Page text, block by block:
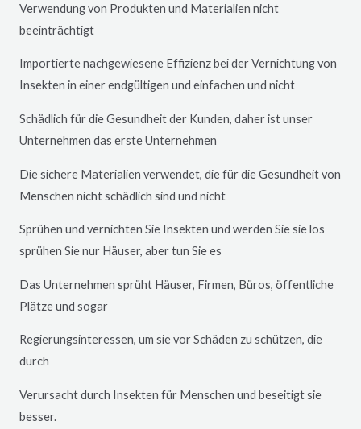
Verwendung von Produkten und Materialien nicht
beeinträchtigt
Importierte nachgewiesene Effizienz bei der Vernichtung von
Insekten in einer endgültigen und einfachen und nicht
Schädlich für die Gesundheit der Kunden, daher ist unser
Unternehmen das erste Unternehmen
Die sichere Materialien verwendet, die für die Gesundheit von
Menschen nicht schädlich sind und nicht
Sprühen und vernichten Sie Insekten und werden Sie sie los
sprühen Sie nur Häuser, aber tun Sie es
Das Unternehmen sprüht Häuser, Firmen, Büros, öffentliche
Plätze und sogar
Regierungsinteressen, um sie vor Schäden zu schützen, die
durch
Verursacht durch Insekten für Menschen und beseitigt sie
besser.